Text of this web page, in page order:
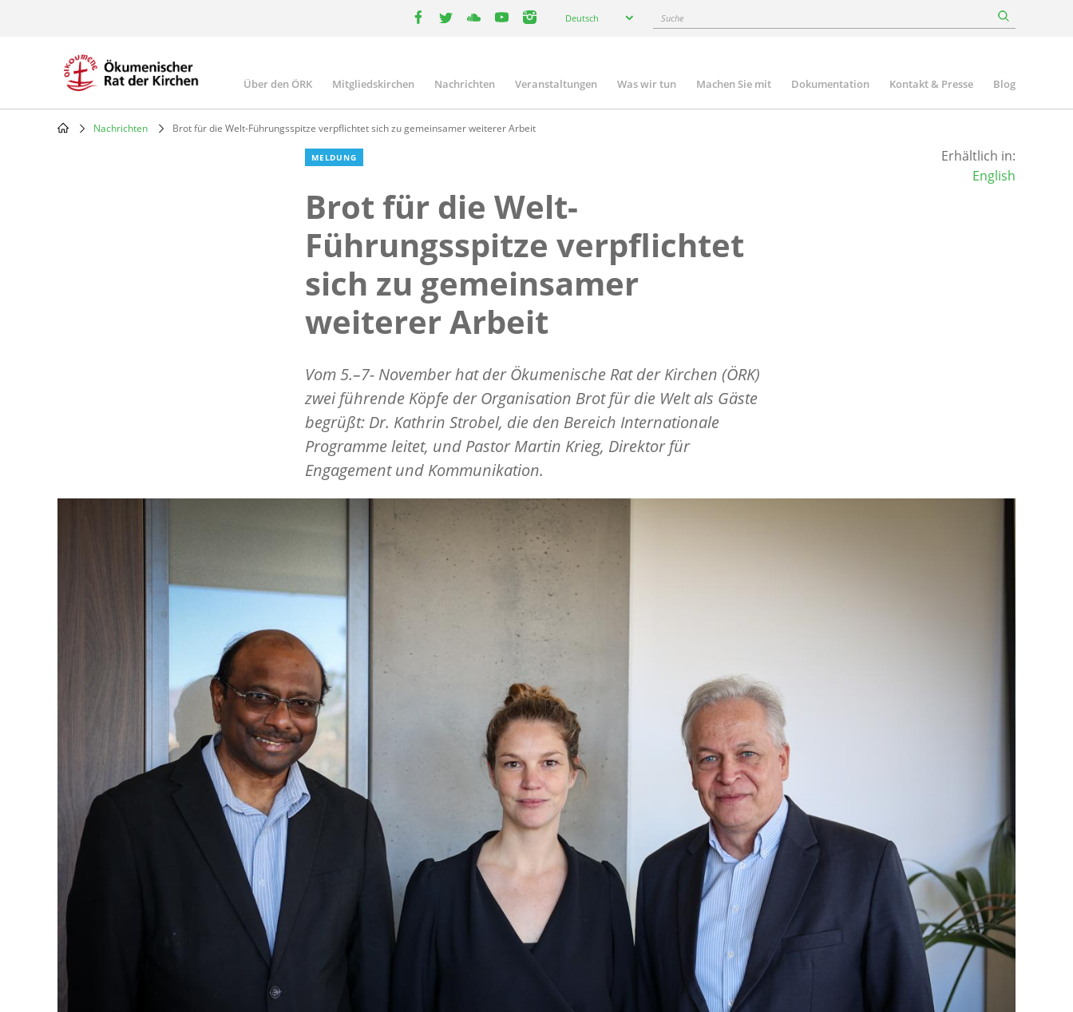
Deutsch Suche
Main
navigation
Über den ÖRK Mitgliedskirchen Nachrichten Veranstaltungen Was wir tun Machen Sie mit Dokumentation Kontakt & Presse Blog
Nachrichten Brot für die Welt-Führungsspitze verpflichtet sich zu gemeinsamer weiterer Arbeit
MELDUNG
Brot für die Welt-
Führungsspitze verpflichtet
sich zu gemeinsamer
weiterer Arbeit
Vom 5.–7- November hat der Ökumenische Rat der Kirchen (ÖRK)
zwei führende Köpfe der Organisation Brot für die Welt als Gäste
begrüßt: Dr. Kathrin Strobel, die den Bereich Internationale
Programme leitet, und Pastor Martin Krieg, Direktor für
Engagement und Kommunikation.
Erhältlich in:
English